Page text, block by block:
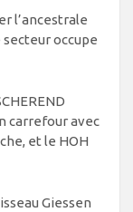
l’ancestrale
occupe
carrefour avec
et le HOH
Giessen